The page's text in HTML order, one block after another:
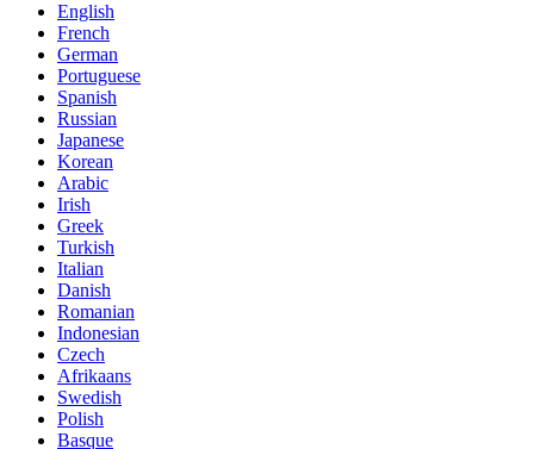
English
French
German
Portuguese
Spanish
Russian
Japanese
Korean
Arabic
Irish
Greek
Turkish
Italian
Danish
Romanian
Indonesian
Czech
Afrikaans
Swedish
Polish
Basque